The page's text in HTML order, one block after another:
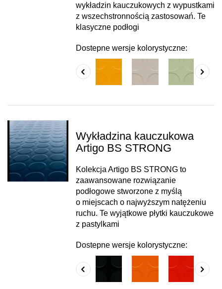
wykładzin kauczukowych z wypustkami
z wszechstronnością zastosowań. Te
klasyczne podłogi
Dostepne wersje kolorystyczne:
Wykładzina kauczukowa
Artigo BS STRONG
Kolekcja Artigo BS STRONG to
zaawansowane rozwiązanie
podłogowe stworzone z myślą
o miejscach o najwyższym natężeniu
ruchu. Te wyjątkowe płytki kauczukowe
z pastylkami
Dostepne wersje kolorystyczne: